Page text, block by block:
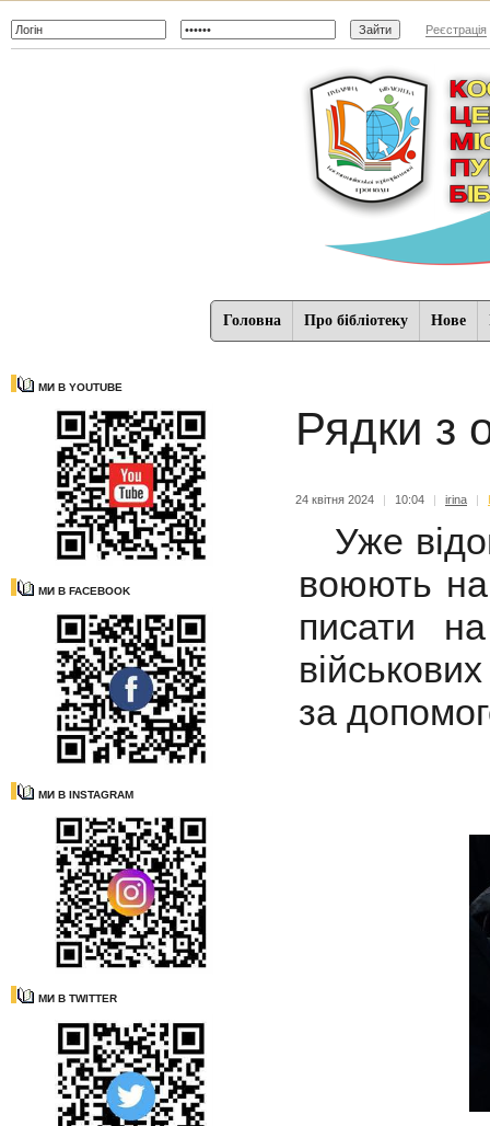
Реєстрація
Головна Про бібліотеку Нове
МИ В YOUTUBE
МИ В FACEBOOK
МИ В INSTAGRAM
МИ В TWITTER
Рядки з
24 квітня 2024 | 10:04 | irina |
Уже
воюють на
писати
за